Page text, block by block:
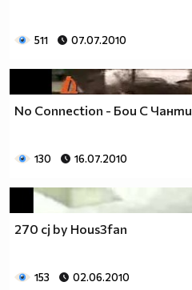
511 07.07.2010
No Connection - Бои С Чанти
130 16.07.2010
270 cj by Hous3fan
153 02.06.2010